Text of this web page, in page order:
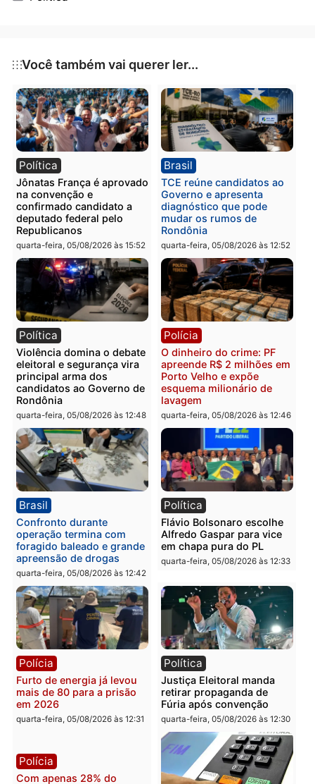
♬ som original – jaba.moreira.cacoal
Publicidade
Categorias
Política
Você também vai querer ler...
Política
Jônatas França é aprovado
na convenção e
confirmado candidato a
deputado federal pelo
Republicanos
quarta-feira, 05/08/2026 às 15:52
Brasil
TCE reúne candidatos ao
Governo e apresenta
diagnóstico que pode
mudar os rumos de
Rondônia
quarta-feira, 05/08/2026 às
Política
Violência domina o debate
eleitoral e segurança vira
principal arma dos
candidatos ao Governo de
Rondônia
quarta-feira, 05/08/2026 às 12:48
Polícia
O dinheiro do crime: PF
apreende R$ 2 milhões
esquema milionário de
lavagem
quarta-feira, 05/08/2026 às
Brasil
operação termina com
foragido baleado e grande
apreensão de drogas
Política
Flávio Bolsonaro escolhe
Alfredo Gaspar para vice
em chapa pura do PL